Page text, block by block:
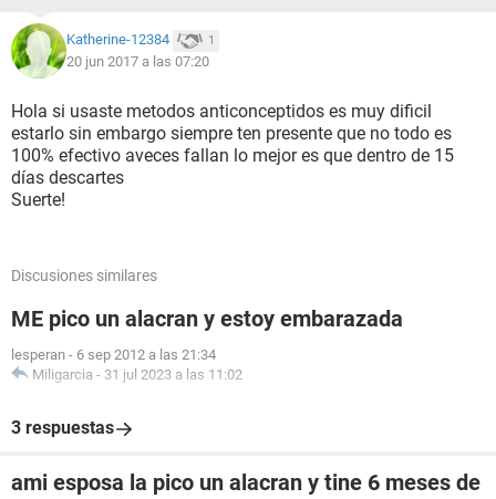
Katherine-12384 1
20 jun 2017 a las 07:20
Hola si usaste metodos anticonceptidos es muy dificil
estarlo sin embargo siempre ten presente que no todo es
100% efectivo aveces fallan lo mejor es que dentro de 15
días descartes
Suerte!
Discusiones similares
ME pico un alacran y estoy embarazada
lesperan - 6 sep 2012 a las 21:34
Miligarcia - 31 jul 2023 a las 11:02
3 respuestas
ami esposa la pico un alacran y tine 6 meses de